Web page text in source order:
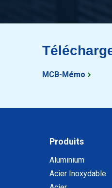
MCB-Mémo
Produits
Aluminium
Acier Inoxydable